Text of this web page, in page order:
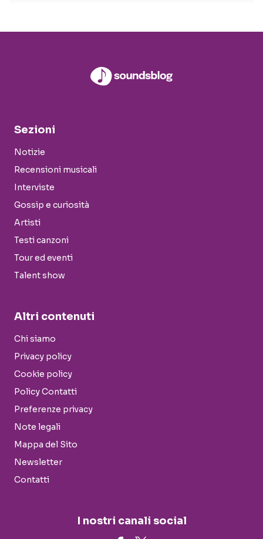
Sezioni
Notizie
Recensioni musicali
Interviste
Gossip e curiosità
Artisti
Testi canzoni
Tour ed eventi
Talent show
Altri contenuti
Chi siamo
Privacy policy
Cookie policy
Policy Contatti
Preferenze privacy
Note legali
Mappa del Sito
Newsletter
Contatti
I nostri canali social